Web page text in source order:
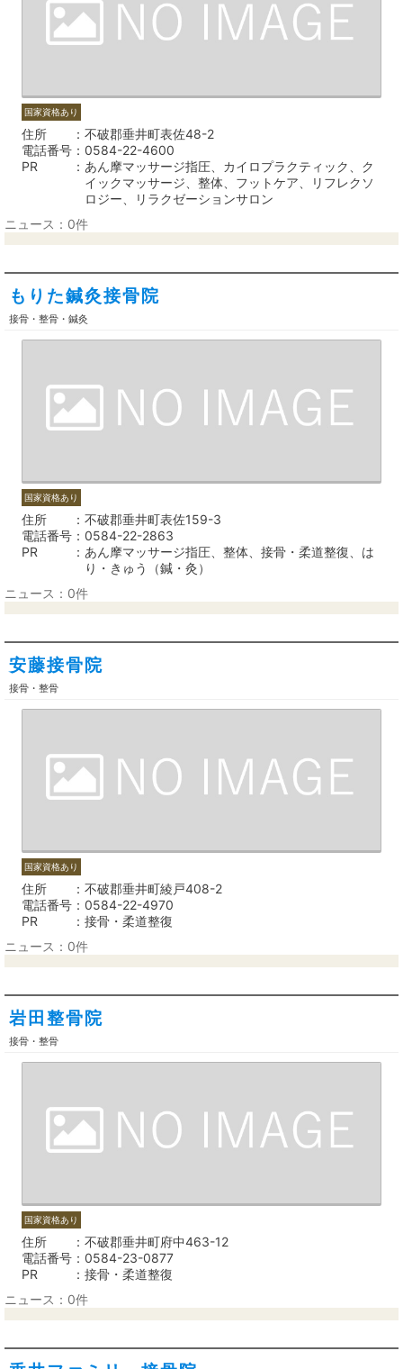
国家資格あり
住所
不破郡垂井町表佐48-2
電話番号
0584-22-4600
PR
あん摩マッサージ指圧、カイロプラクティック、ク
イックマッサージ、整体、フットケア、リフレクソ
ロジー、リラクゼーションサロン
ニュース：0件
もりた鍼灸接骨院
接骨・整骨・鍼灸
国家資格あり
住所
不破郡垂井町表佐159-3
電話番号
0584-22-2863
PR
あん摩マッサージ指圧、整体、接骨・柔道整復、は
り・きゅう（鍼・灸）
ニュース：0件
安藤接骨院
接骨・整骨
国家資格あり
住所
不破郡垂井町綾戸408-2
電話番号
0584-22-4970
PR
接骨・柔道整復
ニュース：0件
岩田整骨院
接骨・整骨
国家資格あり
住所
不破郡垂井町府中463-12
電話番号
0584-23-0877
PR
接骨・柔道整復
ニュース：0件